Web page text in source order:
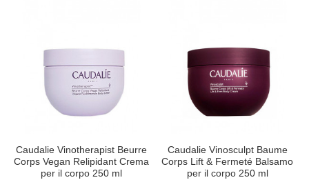
Caudalie Vinotherapist Beurre
Corps Vegan Relipidant Crema
per il corpo 250 ml
Caudalie Vinosculpt Baume
Corps Lift & Fermeté Balsamo
per il corpo 250 ml